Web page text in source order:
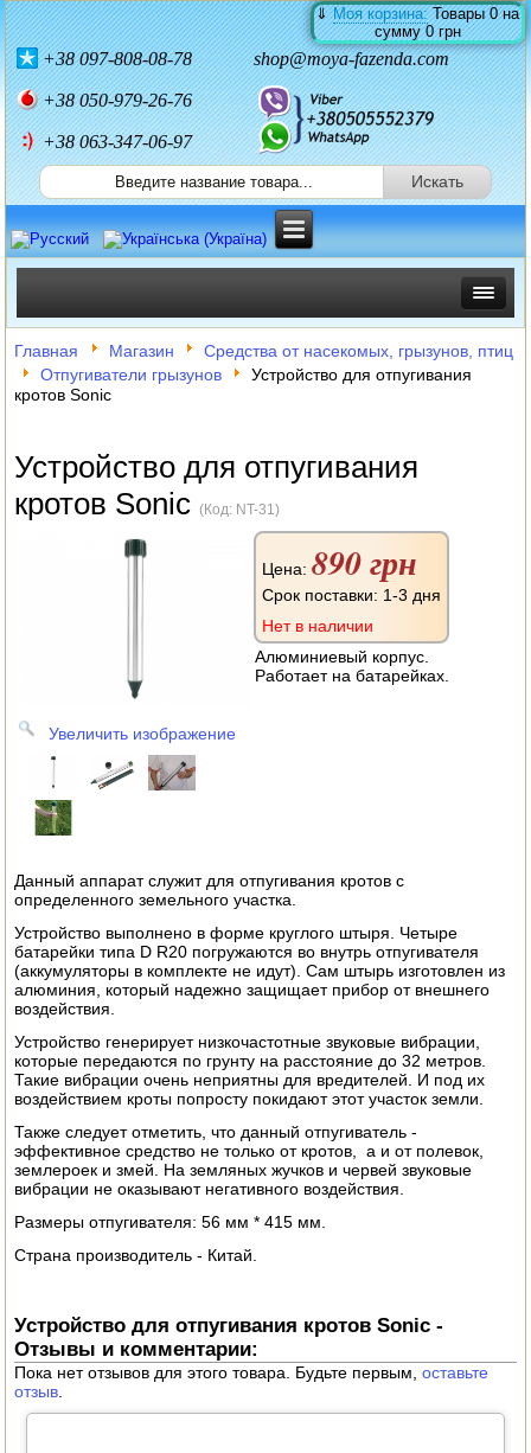
⇓Моя корзина:Товары0на
сумму0 грн
+38097-808-08-78 shop@moya-fazenda.com
+38050-979-26-76
+38 063-347-06-97
ИНКУБАТОРЫ
ЗЕРНОДРОБИЛКИ
СОЛОМОРЕЗКИ
АВТОКЛАВЫ
НАВЕСНОЕ ДЛЯ МОТОБЛОКОВ
СЕПАРАТОРЫ И МАСЛОБОЙКИ
СЫРОВАРНИ
ШИНКОВКИ
ДЛЯ ДОМА И САДА
ОБОГРЕВАТЕЛИ
ДРОВОКОЛЫ
ГАЗОВЫЕ БАЛЛОНЫ
НАСТОЛЬНЫЕ ПЛИТЫ
ЭЛЕКТРО И БЕНЗО ИНСТРУМЕНТ
ОПРЫСКИВАТЕЛИ
ЭЛЕКТРО ШАШЛЫЧНИЦЫ
СОКОВЫЖИМАЛКИ
СОКОВАРКИ
ТОВАРЫ ДЛЯ ЗИМЫ
Главная Магазин
Средства от насекомых, грызунов, птиц
Отпугиватели грызунов
Устройство для отпугивания
кротов Sonic
Устройство для отпугивания
кротов Sonic(Код: NT-31)
Увеличить изображение
Цена:890 грн
Срок поставки: 1-3 дня
Нет в наличии
Алюминиевый корпус.
Работает на батарейках.
Данный аппарат служит для отпугивания кротов с
определенного земельного участка.
Устройство выполнено в форме круглого штыря. Четыре
батарейки типа D R20 погружаются во внутрь отпугивателя
(аккумуляторы в комплекте не идут). Сам штырь изготовлен из
алюминия, который надежно защищает прибор от внешнего
воздействия.
Устройство генерирует низкочастотные звуковые вибрации,
которые передаются по грунту на расстояние до 32 метров.
Такие вибрации очень неприятны для вредителей. И под их
воздействием кроты попросту покидают этот участок земли.
Также следует отметить, что данный отпугиватель -
эффективное средство не только от кротов, а и от полевок,
землероек и змей. На земляных жучков и червей звуковые
вибрации не оказывают негативного воздействия.
Размеры отпугивателя: 56 мм * 415 мм.
Страна производитель - Китай.
Устройство для отпугивания кротов Sonic -
Отзывы и комментарии:
Пока нет отзывов для этого товара. Будьте первым,оставьте
отзыв